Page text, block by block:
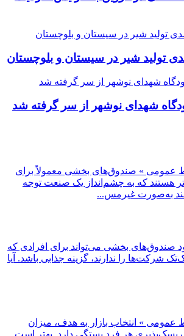
شهدای نوشهر از سر گرفته شد
عمومی » صندوق‌های بخشی معمولاً برای
هستند که به چشم‌انداز یک صنعت توجه
به‌صورت غیرمس...
صندوق‌های بخشی می‌تواند برای افرادی که
شرکت‌ها را ندارند، گزینه جذابی باشد. آیا
عمومی » انتخاب بازار به هدف، میزان
هر فرد بستگی دارد. بهتر است